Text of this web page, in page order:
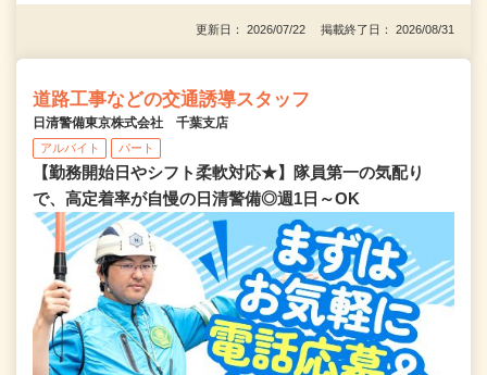
更新日： 2026/07/22 掲載終了日： 2026/08/31
道路工事などの交通誘導スタッフ
日清警備東京株式会社 千葉支店
アルバイト パート
【勤務開始日やシフト柔軟対応★】隊員第一の気配り
で、高定着率が自慢の日清警備◎週1日～OK